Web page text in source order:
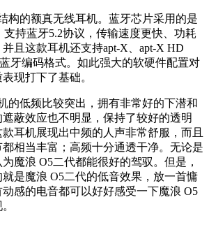
构的额真无线耳机。蓝牙芯片采用的是
支持蓝牙5.2协议，传输速度更快、功耗
且这款耳机还支持apt-X、apt-X HD
牙编码格式。如此强大的软硬件配置对
现打下了基础。
的低频比较突出，拥有非常好的下潜和
蔽效应也不明显，保持了较好的透明
耳机展现出中频的人声非常舒服，而且
相当丰富；高频十分通透干净。无论是
魔浪 O5二代都能很好的驾驭。但是，
是魔浪 O5二代的低音效果，放一首慵
感的电音都可以好好感受一下魔浪 O5